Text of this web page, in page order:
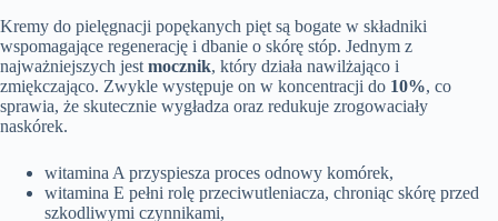
Kremy do pielęgnacji popękanych pięt są bogate w składniki
wspomagające regenerację i dbanie o skórę stóp. Jednym z
najważniejszych jest mocznik, który działa nawilżająco i
zmiękczająco. Zwykle występuje on w koncentracji do 10%, co
sprawia, że skutecznie wygładza oraz redukuje zrogowaciały
naskórek.
witamina A przyspiesza proces odnowy komórek,
witamina E pełni rolę przeciwutleniacza, chroniąc skórę przed
szkodliwymi czynnikami,